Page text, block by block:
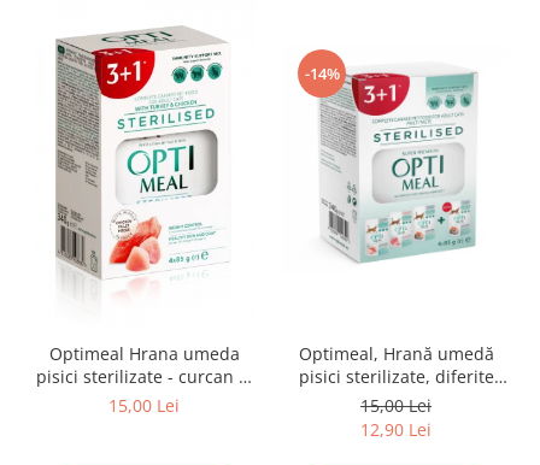
Optimeal Hrana umeda
pisici sterilizate - curcan si
pui in sos, set 3+1,
15,00 Lei
-14%
Optimeal, Hrană umedă
pisici sterilizate, diferite
arome, (3+1), 0.34kg
15,00 Lei
12,90 Lei